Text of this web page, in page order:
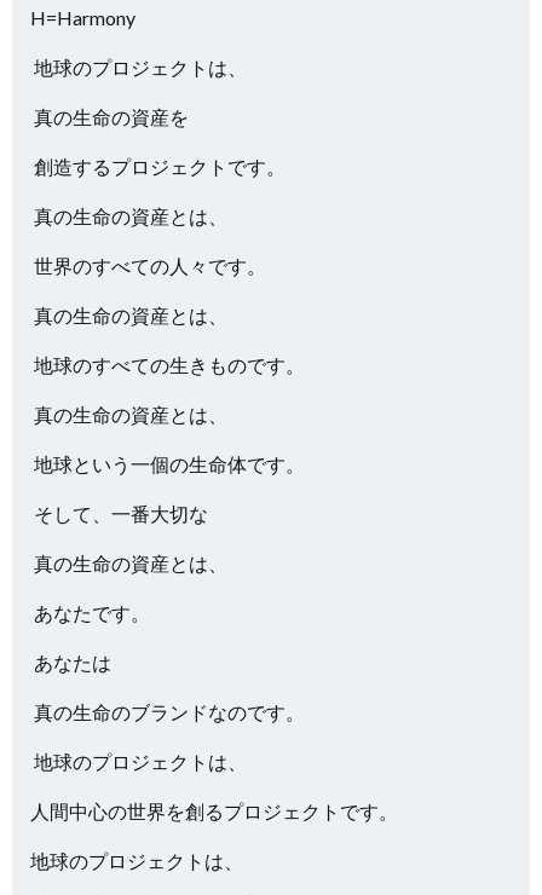
H=Harmony
地球のプロジェクトは、
真の生命の資産を
創造するプロジェクトです。
真の生命の資産とは、
世界のすべての人々です。
真の生命の資産とは、
地球のすべての生きものです。
真の生命の資産とは、
地球という一個の生命体です。
そして、一番大切な
真の生命の資産とは、
あなたです。
あなたは
真の生命のブランドなのです。
地球のプロジェクトは、
人間中心の世界を創るプロジェクトです。
地球のプロジェクトは、